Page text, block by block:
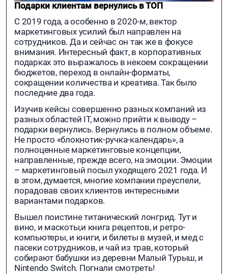
Подарки клиентам вернулись в ТОП
С 2019 года, а особенно в 2020-м, вектор
маркетинговых усилий был направлен на
сотрудников. Да и сейчас он так же в фокусе
внимания. Интересный факт, в корпоративных
подарках это выражалось в некоем сокращении
бюджетов, переход в онлайн-форматы,
сокращении количества и креатива. Так было
последние два года.
Изучив кейсы совершенно разных компаний из
разных областей IT, можно прийти к выводу –
подарки вернулись. Вернулись в полном объеме.
Не просто «блокнотик-ручка-календарь», а
полноценные маркетинговые концепции,
направленные, прежде всего, на эмоции. Эмоции
– маркетинговый посыл уходящего 2021 года. И
в этом, думается, многие компании преуспели,
порадовав своих клиентов интересными
вариантами подарков.
Вышел поистине титанический лонгрид. Тут и
вино, и маскоты,и книга рецептов, и ретро-
компьютеры, и книги, и билеты в музей, и мед с
пасеки сотрудников, и чай из трав, который
собирают бабушки из деревни Малый Турыш, и
Nintendo Switch. Погнали смотреть!